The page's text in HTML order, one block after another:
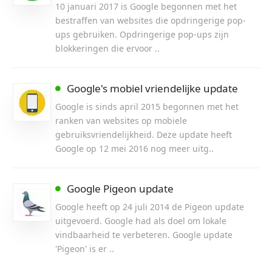
10 januari 2017 is Google begonnen met het
bestraffen van websites die opdringerige pop-
ups gebruiken. Opdringerige pop-ups zijn
blokkeringen die ervoor ..
Google's mobiel vriendelijke update
Google is sinds april 2015 begonnen met het
ranken van websites op mobiele
gebruiksvriendelijkheid. Deze update heeft
Google op 12 mei 2016 nog meer uitg..
Google Pigeon update
Google heeft op 24 juli 2014 de Pigeon update
uitgevoerd. Google had als doel om lokale
vindbaarheid te verbeteren. Google update
'Pigeon' is er ..